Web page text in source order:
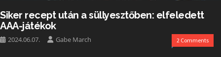
Siker recept után a süllyesztőben: elfeledett
AAA-játékok
2024.06.07. Gabe March 2 Comments